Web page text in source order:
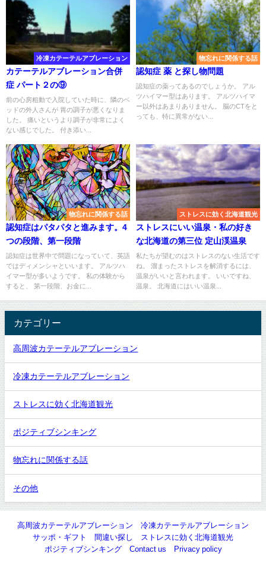
冷凍カテーテルアブレーション
カテーテルアブレーション合併
症 パート２の⑨
前の心房粗動で入院していた時に、隣のベ
ッドの外人さんが 胃の調子が悪くなりま
した。 痛いというより調子が非常によく
ない感じでした。 付き添い...
物忘れに関係する話
認知症 薬 と探し物問題
認知症の薬ってあるのでしょうか。 アル
ツハイマー型はあります。 アルツハイマ
ー以外はあまりありません。 脳のCTをと
っても、特に異常がない...
物忘れに関係する話
認知症はパタパタと進みます。4
つの段階、第一段階
認知症は世界中で問題になっていて、英語
ではディメンシャといいます。 アルツハ
イマー型が多いようです。 私の体験から
すると、 第一段階、お金に...
ストレスに効く北海道観光
ストレスにいい温泉・私の好き
な北海道の第三位 定山渓温泉
私たちが望むのはストレスのない生活です
ね。 溜まったストレスを解消するには、
温泉がいいと言われます。 いいですね、
温泉。 北海道にはいい温泉...
カテゴリー
高周波カテーテルアブレーション
冷凍カテーテルアブレーション
ストレスに効く北海道観光
ポジティブシンキング
物忘れに関係する話
その他
高周波カテーテルアブレーション
冷凍カテーテルアブレーション
サッポ・ギフト
間違い探し
ストレスに効く北海道観光
ポジティブシンキング
Contact us Privacy policy